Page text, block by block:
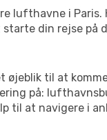
lufthavne i
din rejse på
øjeblik til at
på:
til at navigere i